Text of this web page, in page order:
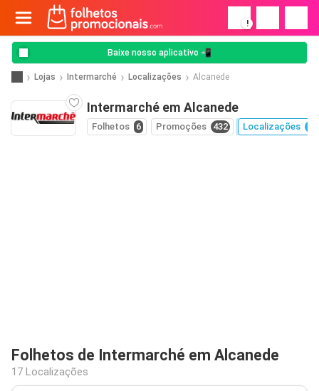
!
Baixe nosso aplicativo 📲
Lojas Intermarché Localizações Alcanede
Intermarché em Alcanede
Folhetos 6 Promoções 432 Localizações
Folhetos de Intermarché em Alcanede
17 Localizações